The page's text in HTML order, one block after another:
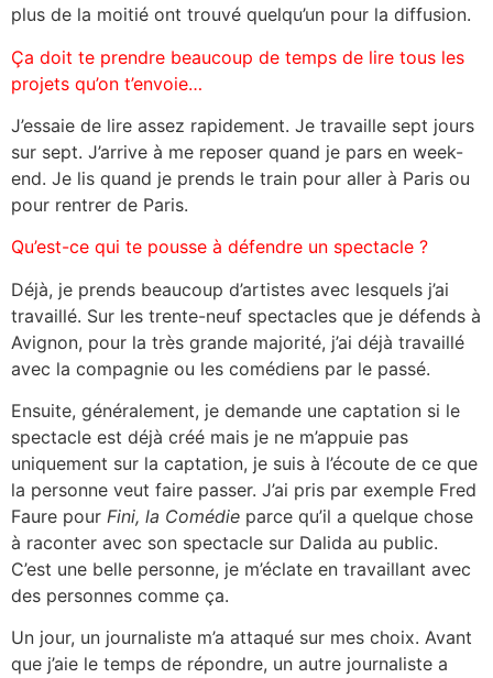
plus de la moitié ont trouvé quelqu’un pour la diffusion.
Ça doit te prendre beaucoup de temps de lire tous les
projets qu’on t’envoie…
J’essaie de lire assez rapidement. Je travaille sept jours
sur sept. J’arrive à me reposer quand je pars en week-
end. Je lis quand je prends le train pour aller à Paris ou
pour rentrer de Paris.
Qu’est-ce qui te pousse à défendre un spectacle ?
Déjà, je prends beaucoup d’artistes avec lesquels j’ai
travaillé. Sur les trente-neuf spectacles que je défends à
Avignon, pour la très grande majorité, j’ai déjà travaillé
avec la compagnie ou les comédiens par le passé.
Ensuite, généralement, je demande une captation si le
spectacle est déjà créé mais je ne m’appuie pas
uniquement sur la captation, je suis à l’écoute de ce que
la personne veut faire passer. J’ai pris par exemple Fred
Faure pour Fini, la Comédie parce qu’il a quelque chose
à raconter avec son spectacle sur Dalida au public.
C’est une belle personne, je m’éclate en travaillant avec
des personnes comme ça.
Un jour, un journaliste m’a attaqué sur mes choix. Avant
que j’aie le temps de répondre, un autre journaliste a